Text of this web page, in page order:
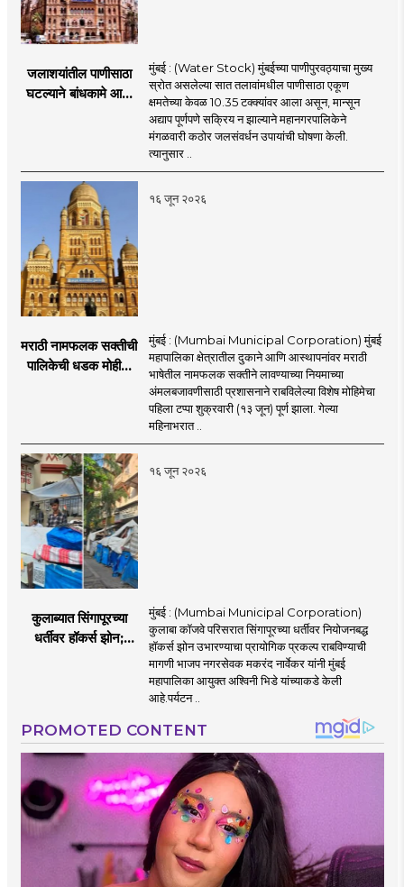
जलाशयांतील पाणीसाठा
घटल्याने बांधकामे आणि
निर्बंध
मुंबई : (Water Stock) मुंबईच्या पाणीपुरवठ्याचा मुख्य
स्रोत असलेल्या सात तलावांमधील पाणीसाठा एकूण
क्षमतेच्या केवळ 10.35 टक्क्यांवर आला असून, मान्सून
अद्याप पूर्णपणे सक्रिय न झाल्याने महानगरपालिकेने
मंगळवारी कठोर जलसंवर्धन उपायांची घोषणा केली.
त्यानुसार ..
१६ जून २०२६
मराठी नामफलक सक्तीची
पालिकेची धडक मोहीम;
मुंबई : (Mumbai Municipal Corporation) मुंबई
महापालिका क्षेत्रातील दुकाने आणि आस्थापनांवर मराठी
भाषेतील नामफलक सक्तीने लावण्याच्या नियमाच्या
अंमलबजावणीसाठी प्रशासनाने राबविलेल्या विशेष मोहिमेचा
पहिला टप्पा शुक्रवारी (१३ जून) पूर्ण झाला. गेल्या
महिनाभरात ..
१६ जून २०२६
कुलाब्यात सिंगापूरच्या
धर्तीवर हॉकर्स झोन;
मुंबई : (Mumbai Municipal Corporation)
कुलाबा कॉजवे परिसरात सिंगापूरच्या धर्तीवर नियोजनबद्ध
हॉकर्स झोन उभारण्याचा प्रायोगिक प्रकल्प राबविण्याची
मागणी भाजप नगरसेवक मकरंद नार्वेकर यांनी मुंबई
महापालिका आयुक्त अश्विनी भिडे यांच्याकडे केली
आहे.पर्यटन ..